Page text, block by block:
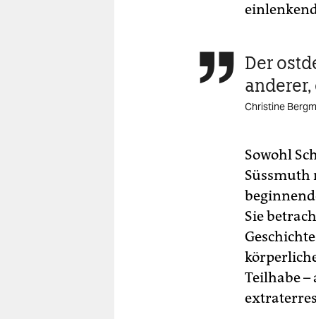
 Der
Christine
Sowohl
Süssmuth
Sie
Teilhabe –